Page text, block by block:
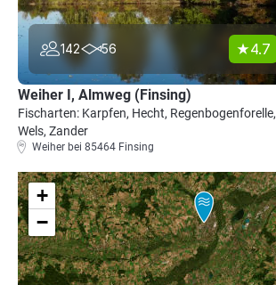
142 56 4.7
Weiher I, Almweg (Finsing)
Fischarten: Karpfen, Hecht, Regenbogenforelle,
Wels, Zander
Weiher bei 85464 Finsing
+
−